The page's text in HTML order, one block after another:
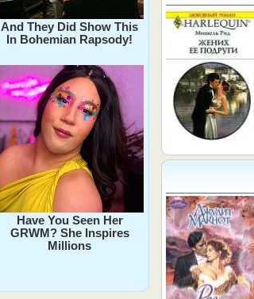
And They Did Show This
In Bohemian Rapsody!
Have You Seen Her
GRWM? She Inspires
Millions